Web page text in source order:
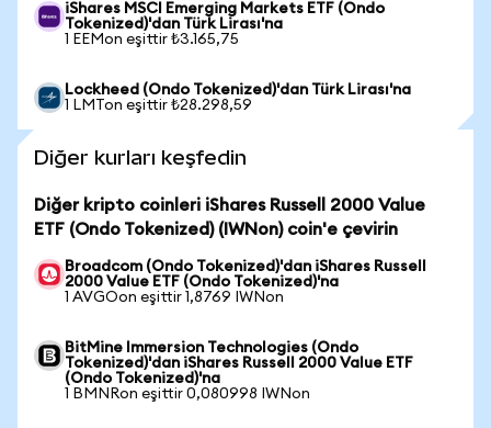
iShares MSCI Emerging Markets ETF (Ondo
Tokenized)'dan Türk Lirası'na
1 EEMon eşittir ₺3.165,75
Lockheed (Ondo Tokenized)'dan Türk Lirası'na
1 LMTon eşittir ₺28.298,59
Diğer kurları keşfedin
Diğer kripto coinleri iShares Russell 2000 Value
ETF (Ondo Tokenized) (IWNon) coin'e çevirin
Broadcom (Ondo Tokenized)'dan iShares Russell
2000 Value ETF (Ondo Tokenized)'na
1 AVGOon eşittir 1,8769 IWNon
BitMine Immersion Technologies (Ondo
Tokenized)'dan iShares Russell 2000 Value ETF
(Ondo Tokenized)'na
1 BMNRon eşittir 0,080998 IWNon